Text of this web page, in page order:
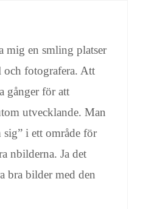
mig en smling platser
fotografera. Att
gånger för att
utvecklande. Man
sig” i ett område för
nbilderna. Ja det
bra bilder med den